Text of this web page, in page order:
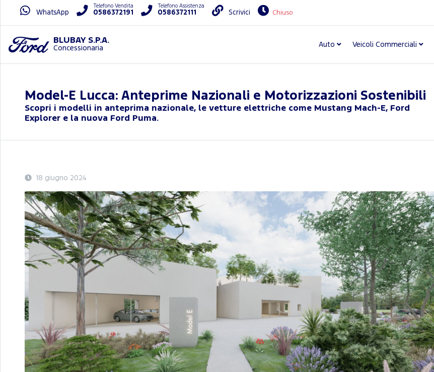
WhatsApp
Telefono Vendita
0586372191
Telefono Assistenza
0586372111 Scrivici Chiuso
BLUBAY S.P.A.
Concessionaria Auto Veicoli Commerciali
Model-E Lucca: Anteprime Nazionali e Motorizzazioni Sostenibili
Scopri i modelli in anteprima nazionale, le vetture elettriche come Mustang Mach-E, Ford
Explorer e la nuova Ford Puma.
18 giugno 2024